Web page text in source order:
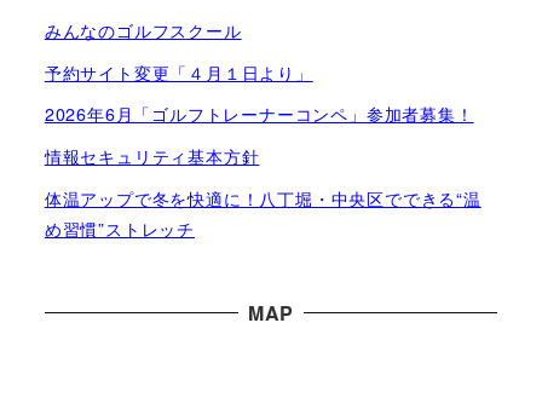
みんなのゴルフスクール
予約サイト変更「４月１日より」
2026年6月「ゴルフトレーナーコンペ」参加者募集！
情報セキュリティ基本方針
体温アップで冬を快適に！八丁堀・中央区でできる“温
め習慣”ストレッチ
MAP